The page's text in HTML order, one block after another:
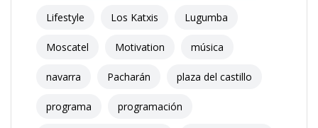
Lifestyle Los Katxis Lugumba
Moscatel Motivation música
navarra Pacharán plaza del castillo
programa programación